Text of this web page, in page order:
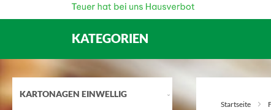
KATEGORIEN
Startseite
KARTONAGEN EINWELLIG